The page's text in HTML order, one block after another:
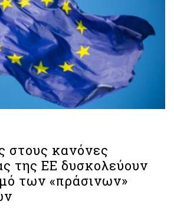
στους κανόνες
της ΕΕ δυσκολεύουν
των «πράσινων»